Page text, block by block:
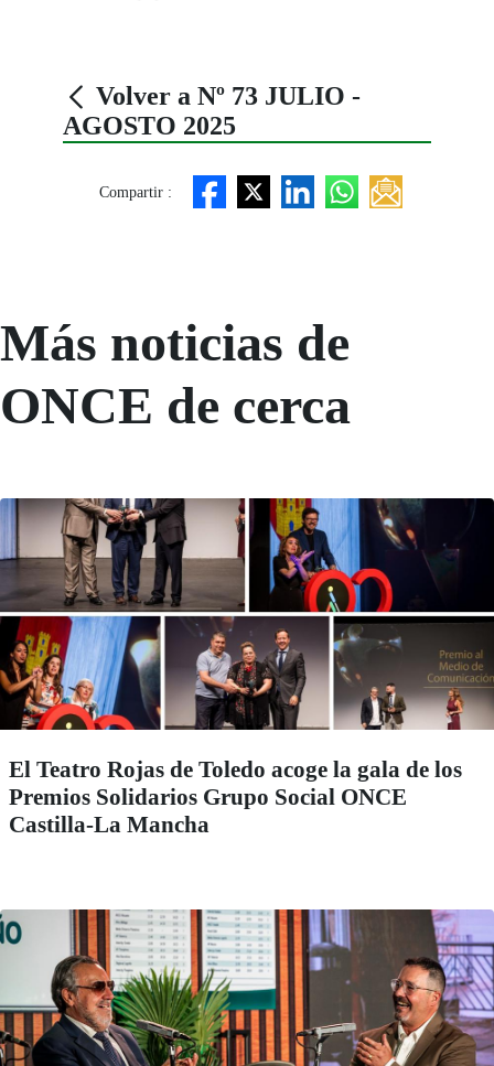
Volver a Nº 73 JULIO -
AGOSTO 2025
Compartir :
Más noticias de
ONCE de cerca
El Teatro Rojas de Toledo acoge la gala de los
Premios Solidarios Grupo Social ONCE
Castilla-La Mancha